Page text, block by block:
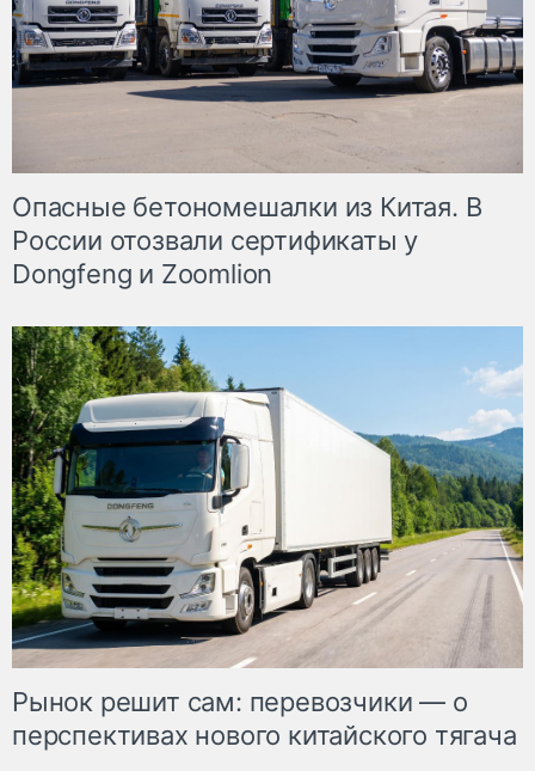
Опасные бетономешалки из Китая. В
России отозвали сертификаты у
Dongfeng и Zoomlion
Рынок решит сам: перевозчики — о
перспективах нового китайского тягача